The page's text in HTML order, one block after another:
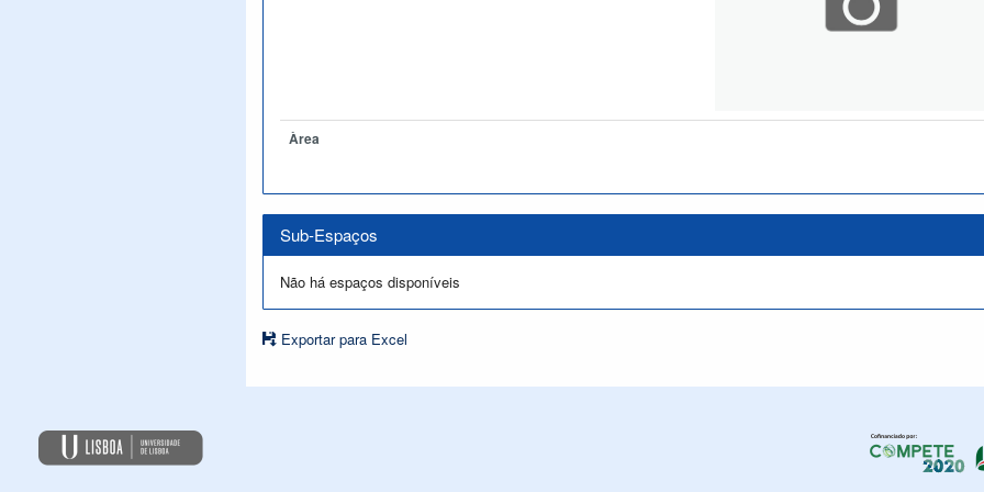
Àrea
Sub-Espaços
Não há espaços disponíveis
Exportar para Excel